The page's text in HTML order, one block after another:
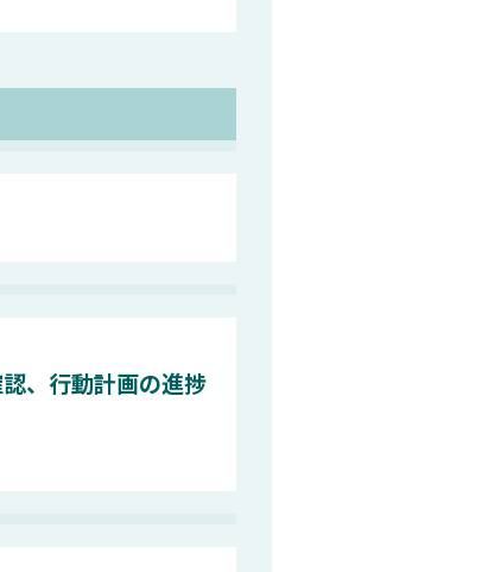
、行動計画の進捗